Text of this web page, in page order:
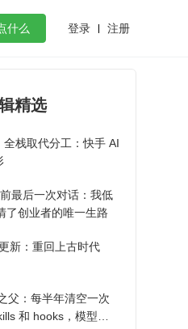
什么 登录 注册
flutter精选
栈取代分工：快手 AI
最后一次对话：我低
了创业者的唯一生路
新：重回上古时代
父：每半年清空一次
和 hooks，模型自